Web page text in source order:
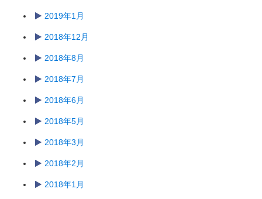
2019年1月
2018年12月
2018年8月
2018年7月
2018年6月
2018年5月
2018年3月
2018年2月
2018年1月